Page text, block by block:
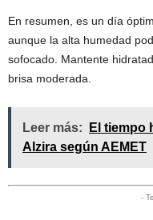
En resumen, es un día
aunque la alta humedad
sofocado. Mantente
brisa moderada.
Leer más:
El tiempo
Alzira según AEMET
-